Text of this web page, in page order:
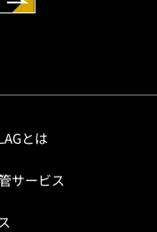
とは
サービス